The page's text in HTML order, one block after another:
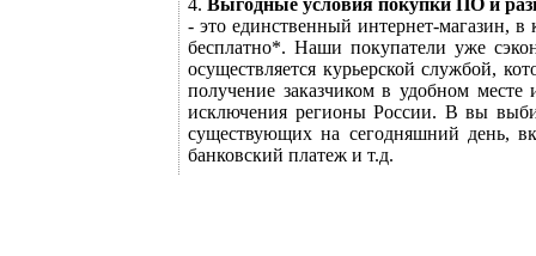
4. Выгодные условия покупки ПО и
- это единственный интернет-магазин, в
бесплатно*. Наши покупатели уже
осуществляется курьерской службой,
получение заказчиком в удобном месте
исключения регионы России. Ввы
существующих на сегодняшний день,
банковский платеж и т.д.